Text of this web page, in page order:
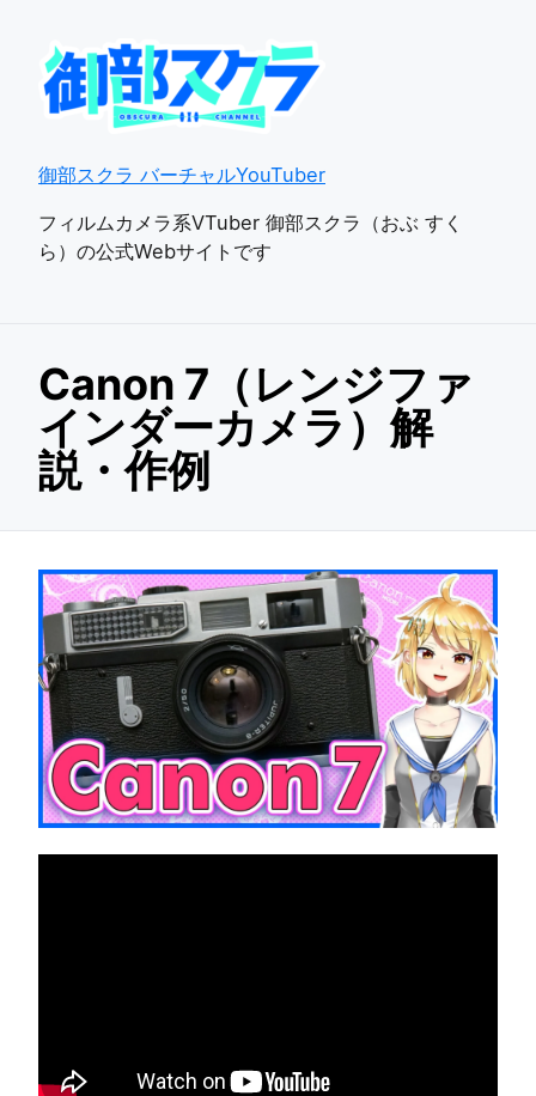
御部スクラ バーチャルYouTuber
フィルムカメラ系VTuber 御部スクラ（おぶ すく
ら）の公式Webサイトです
Canon 7（レンジファ
インダーカメラ）解
説・作例